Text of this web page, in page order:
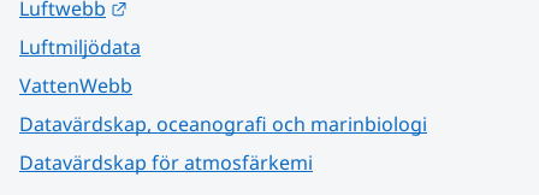
Luftwebb
Luftmiljödata
VattenWebb
Datavärdskap, oceanografi och marinbiologi
Datavärdskap för atmosfärkemi